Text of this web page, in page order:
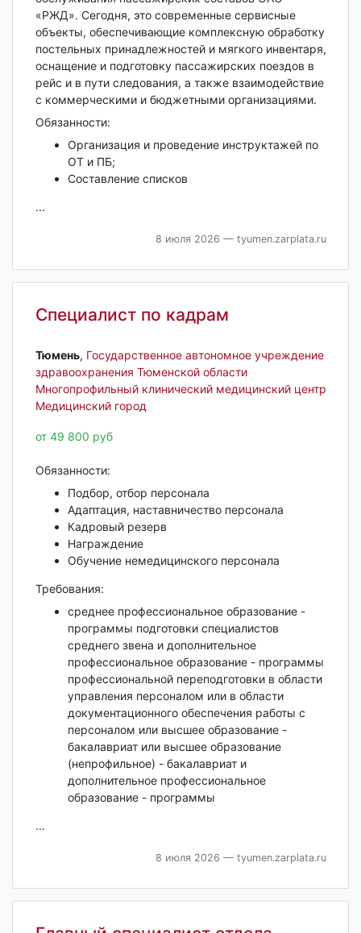
«РЖД». Сегодня, это современные сервисные
объекты, обеспечивающие комплексную обработку
постельных принадлежностей и мягкого инвентаря,
оснащение и подготовку пассажирских поездов в
рейс и в пути следования, а также взаимодействие
с коммерческими и бюджетными организациями.
Обязанности:
Организация и проведение инструктажей по
ОТ и ПБ;
Составление списков
...
8 июля 2026 — tyumen.zarplata.ru
Специалист по кадрам
Тюмень‎, Государственное автономное учреждение
здравоохранения Тюменской области
Многопрофильный клинический медицинский центр
Медицинский город
от 49 800 руб
Обязанности:
Подбор, отбор персонала
Адаптация, наставничество персонала
Кадровый резерв
Награждение
Обучение немедицинского персонала
Требования:
среднее профессиональное образование -
программы подготовки специалистов
среднего звена и дополнительное
профессиональное образование - программы
профессиональной переподготовки в области
управления персоналом или в области
документационного обеспечения работы с
персоналом или высшее образование -
бакалавриат или высшее образование
(непрофильное) - бакалавриат и
дополнительное профессиональное
образование - программы
...
8 июля 2026 — tyumen.zarplata.ru